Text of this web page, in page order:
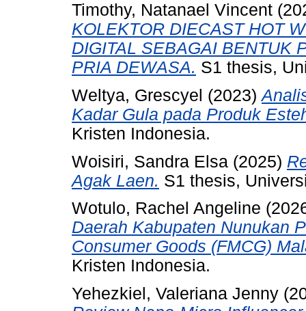
Timothy, Natanael Vincent
KOLEKTOR DIECAST HOT
DIGITAL SEBAGAI BENTUK
PRIA DEWASA. S1 thesis,
Weltya, Grescyel (2023)
Kadar Gula pada Produk
Kristen Indonesia.
Woisiri, Sandra Elsa (2025)
Agak Laen. S1 thesis,
Wotulo, Rachel Angeline
Daerah Kabupaten Nunukan
Consumer Goods (FMCG)
Kristen Indonesia.
Yehezkiel, Valeriana Jenny